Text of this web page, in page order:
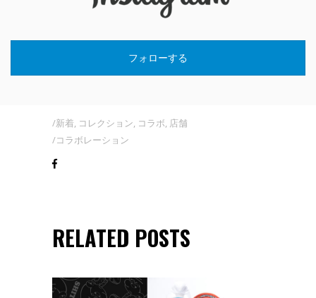
フォローする
新着, コレクション, コラボ, 店舗
コラボレーション
RELATED POSTS